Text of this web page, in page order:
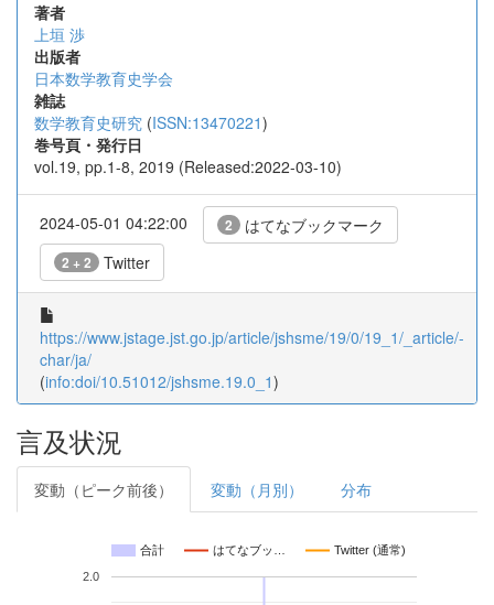
著者
上垣 渉
出版者
日本数学教育史学会
雑誌
数学教育史研究 (ISSN:13470221)
巻号頁・発行日
vol.19, pp.1-8, 2019 (Released:2022-03-10)
2024-05-01 04:22:00 2 はてなブックマーク
2 + 2 Twitter
https://www.jstage.jst.go.jp/article/jshsme/19/0/19_1/_article/-
char/ja/
(info:doi/10.51012/jshsme.19.0_1)
言及状況
変動（ピーク前後） 変動（月別） 分布
合計 はてなブッ… Twitter (通常)
2.0